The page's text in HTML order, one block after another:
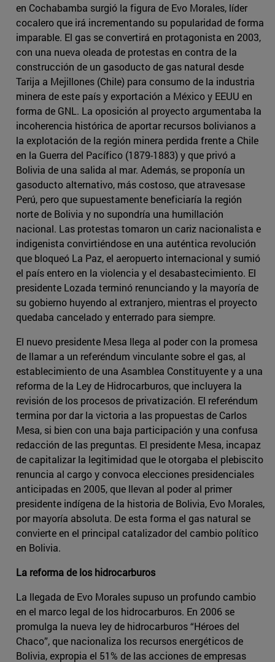
en Cochabamba surgió la figura de Evo Morales, líder
cocalero que irá incrementando su popularidad de forma
imparable. El gas se convertirá en protagonista en 2003,
con una nueva oleada de protestas en contra de la
construcción de un gasoducto de gas natural desde
Tarija a Mejillones (Chile) para consumo de la industria
minera de este país y exportación a México y EEUU en
forma de GNL. La oposición al proyecto argumentaba la
incoherencia histórica de aportar recursos bolivianos a
la explotación de la región minera perdida frente a Chile
en la Guerra del Pacífico (1879-1883) y que privó a
Bolivia de una salida al mar. Además, se proponía un
gasoducto alternativo, más costoso, que atravesase
Perú, pero que supuestamente beneficiaría la región
norte de Bolivia y no supondría una humillación
nacional. Las protestas tomaron un cariz nacionalista e
indigenista convirtiéndose en una auténtica revolución
que bloqueó La Paz, el aeropuerto internacional y sumió
el país entero en la violencia y el desabastecimiento. El
presidente Lozada terminó renunciando y la mayoría de
su gobierno huyendo al extranjero, mientras el proyecto
quedaba cancelado y enterrado para siempre.
El nuevo presidente Mesa llega al poder con la promesa
de llamar a un referéndum vinculante sobre el gas, al
establecimiento de una Asamblea Constituyente y a una
reforma de la Ley de Hidrocarburos, que incluyera la
revisión de los procesos de privatización. El referéndum
termina por dar la victoria a las propuestas de Carlos
Mesa, si bien con una baja participación y una confusa
redacción de las preguntas. El presidente Mesa, incapaz
de capitalizar la legitimidad que le otorgaba el plebiscito
renuncia al cargo y convoca elecciones presidenciales
anticipadas en 2005, que llevan al poder al primer
presidente indígena de la historia de Bolivia, Evo Morales,
por mayoría absoluta. De esta forma el gas natural se
convierte en el principal catalizador del cambio político
en Bolivia.
La reforma de los hidrocarburos
La llegada de Evo Morales supuso un profundo cambio
en el marco legal de los hidrocarburos. En 2006 se
promulga la nueva ley de hidrocarburos “Héroes del
Chaco”, que nacionaliza los recursos energéticos de
Bolivia, expropia el 51% de las acciones de empresas